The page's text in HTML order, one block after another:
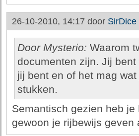
26-10-2010, 14:17 door SirDice
Door Mysterio: Waarom
documenten zijn. Jij
jij bent en of het mag
stukken.
Semantisch gezien heb
gewoon je rijbewijs